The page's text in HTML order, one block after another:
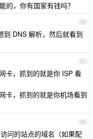
的，你有国家有钱吗？
30
到 DNS 解析，然后就看到
31
卡，抓到的就是你 ISP 看
卡，抓到的就是你机场看到
32
问的站点的域名（如果配